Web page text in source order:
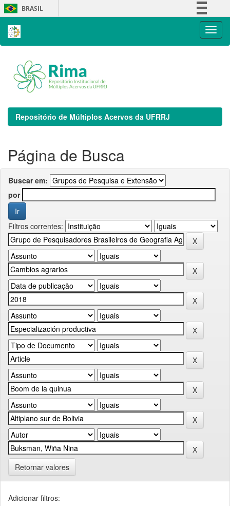
Skip
navigation
BRASIL
Repositório de Múltiplos Acervos da UFRRJ
Página de Busca
Buscar em:
por
Filtros correntes:
Retornar valores
Adicionar filtros: